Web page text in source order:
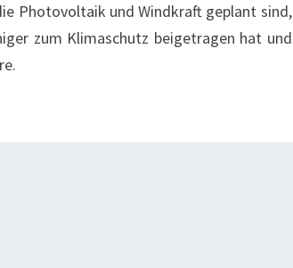
Photovoltaik und Windkraft geplant sind,
zum Klimaschutz beigetragen hat und